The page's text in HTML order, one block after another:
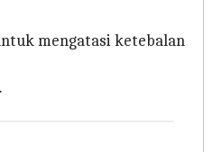
mengatasi ketebalan